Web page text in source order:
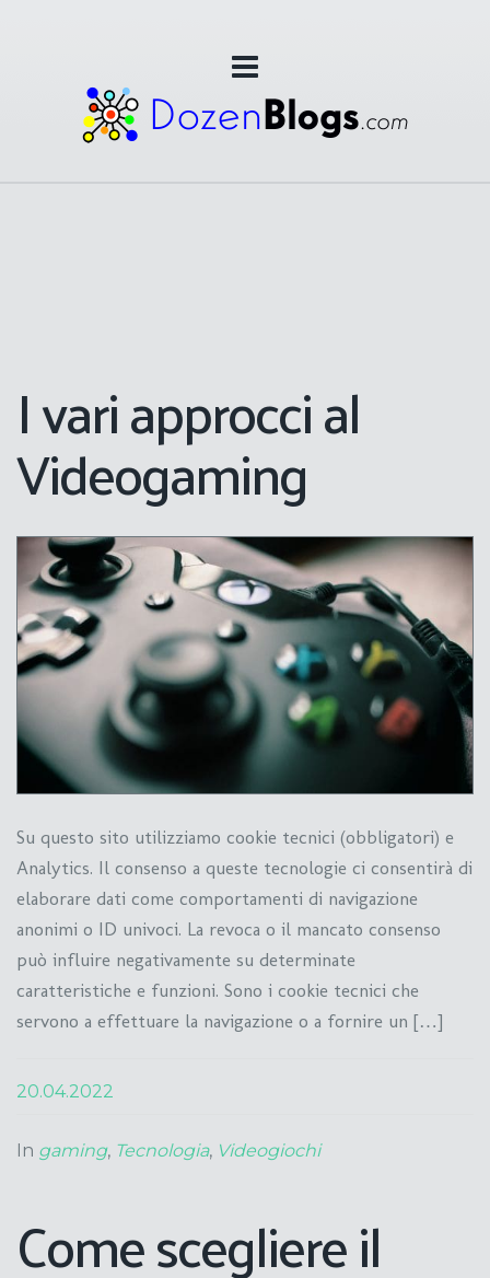
I vari approcci al
Videogaming
Su questo sito utilizziamo cookie tecnici (obbligatori) e
Analytics. Il consenso a queste tecnologie ci consentirà di
elaborare dati come comportamenti di navigazione
anonimi o ID univoci. La revoca o il mancato consenso
può influire negativamente su determinate
caratteristiche e funzioni. Sono i cookie tecnici che
servono a effettuare la navigazione o a fornire un […]
20.04.2022
In gaming, Tecnologia, Videogiochi
Come scegliere il